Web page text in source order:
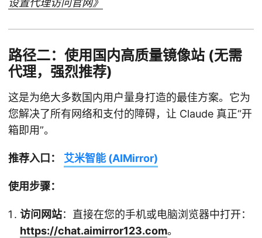
设置代理访问官网》
路径二：使用国内高质量镜像站 (无需
代理，强烈推荐)
这是为绝大多数国内用户量身打造的最佳方案。它为
您解决了所有网络和支付的障碍，让 Claude 真正“开
箱即用”。
推荐入口： 艾米智能 (AIMirror)
使用步骤：
访问网站：直接在您的手机或电脑浏览器中打开：
https://chat.aimirror123.com。